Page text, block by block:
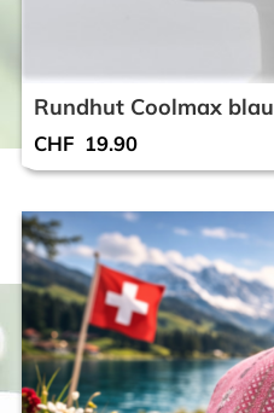
Rundhut Coolmax blau
CHF 19.90